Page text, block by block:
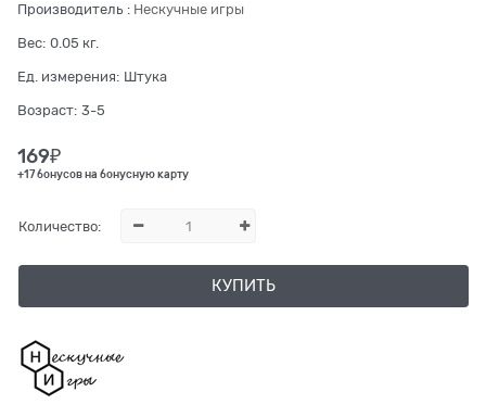
Производитель : Нескучные игры
Вес: 0.05 кг.
Ед. измерения: Штука
Возраст: 3-5
169₽
+17 бонусов на бонусную карту
Количество:
КУПИТЬ